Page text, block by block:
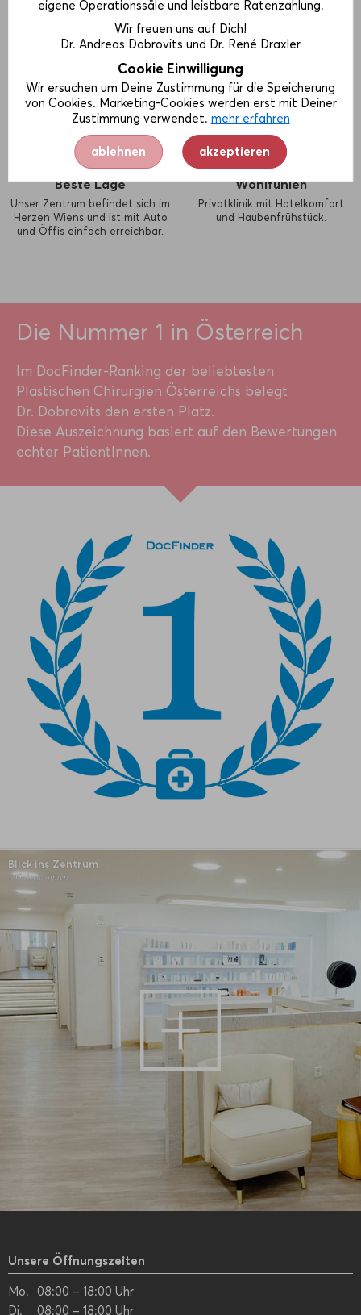
Vectra 3D
Mit unserer 3D Body-Cam
planen wir zusammen Deine
perfekte Brust.
Hochspezialisiert
Alle unsere Mitarbeiter sind auf
Schönheitsmedizin
hochspezialisiert.
Beste Lage
Unser Zentrum befindet sich im
Herzen Wiens und ist mit Auto
und Öffis einfach erreichbar.
Wohlfühlen
Privatklinik mit Hotelkomfort
und Haubenfrühstück.
Die Nummer 1 in Österreich
Im DocFinder-Ranking der beliebtesten
Plastischen Chirurgien Österreichs belegt
Dr. Dobrovits den ersten Platz.
Diese Auszeichnung basiert auf den Bewertungen
echter PatientInnen.
Blick ins Zentrum
» Galerie öffnen
Unsere Öffnungszeiten
Mo.
08:00 – 18:00 Uhr
Di.
08:00 – 18:00 Uhr
eigene Operationssäle und leistbare Ratenzahlung.
Wir freuen uns auf Dich!
Dr. Andreas Dobrovits und Dr. René Draxler
Cookie Einwilligung
Wir ersuchen um Deine Zustimmung für die Speicherung
von Cookies. Marketing-Cookies werden erst mit Deiner
Zustimmung verwendet. mehr erfahren
ablehnen akzeptieren